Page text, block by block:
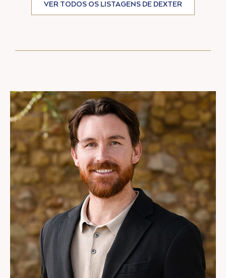
VER TODOS OS LISTAGENS DE DEXTER